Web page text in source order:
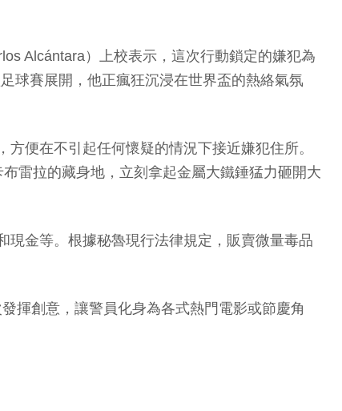
Alcántara）上校表示，這次行動鎖定的嫌犯為
球賽展開，他正瘋狂沉浸在世界盃的熱絡氣氛
便在不引起任何懷疑的情況下接近嫌犯住所。
雷拉的藏身地，立刻拿起金屬大鐵錘猛力砸開大
金等。根據秘魯現行法律規定，販賣微量毒品
揮創意，讓警員化身為各式熱門電影或節慶角